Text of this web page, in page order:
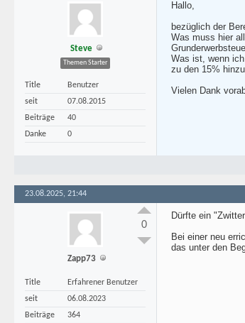
Steve
Themen Starter
Title
Benutzer
seit
07.08.2015
Beiträge
40
Danke
0
Hallo,
bezüglich der
Was muss hier
Was ist, wenn
zu den 15%
Vielen Dank
23.08.2025, 21:44
Zapp73
Title
Erfahrener Benutzer
seit
06.08.2023
Beiträge
364
0
Dürfte ein
Bei einer neu
das unter den